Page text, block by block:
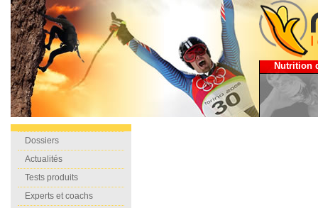
Nutrition
Dossiers
Actualités
Tests produits
Experts et coachs